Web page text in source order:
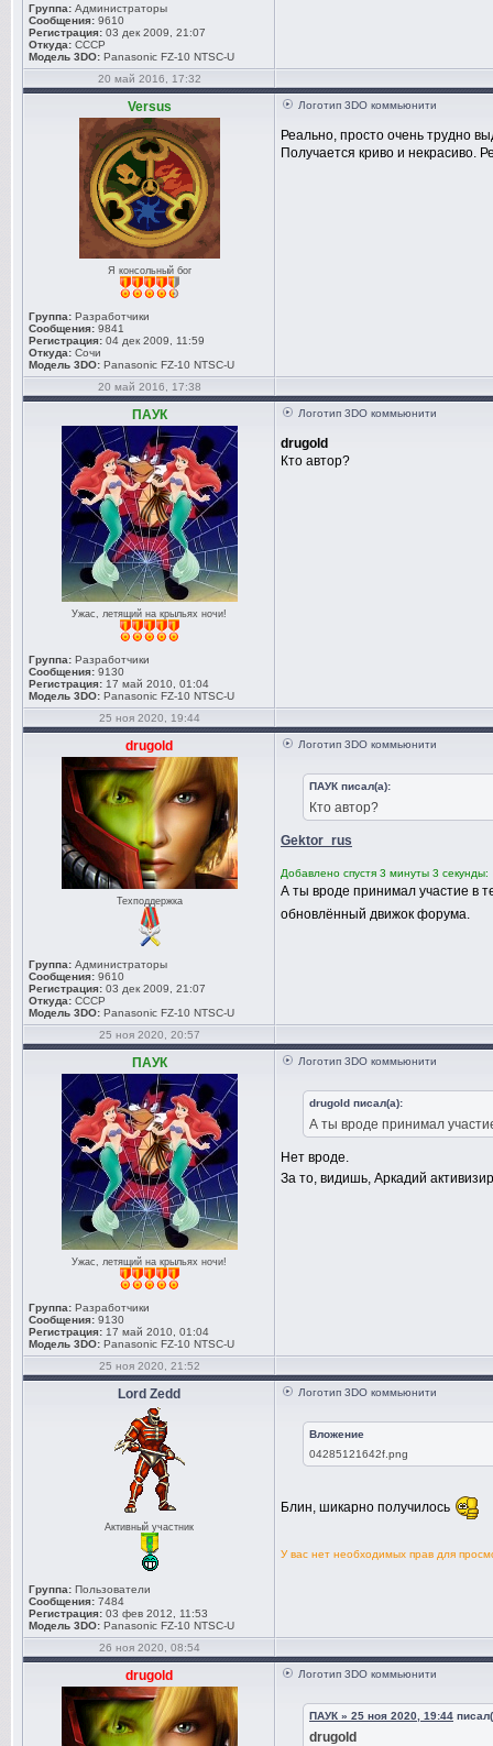
Группа: Администраторы
Сообщения: 9610
Регистрация: 03 дек 2009, 21:07
Откуда: СССР
Модель 3DO: Panasonic FZ-10 NTSC-U
20 май 2016, 17:32
Versus
Я консольный бог
Группа: Разработчики
Сообщения: 9841
Регистрация: 04 дек 2009, 11:59
Откуда: Сочи
Модель 3DO: Panasonic FZ-10 NTSC-U
Логотип 3DO коммьюнити
Реально, просто очень трудно
Получается криво и некрасиво.
20 май 2016, 17:38
ПАУК
Ужас, летящий на крыльях ночи!
Группа: Разработчики
Сообщения: 9130
Регистрация: 17 май 2010, 01:04
Модель 3DO: Panasonic FZ-10 NTSC-U
Логотип 3DO коммьюнити
drugold
Кто автор?
25 ноя 2020, 19:44
drugold
Техподдержка
Группа: Администраторы
Сообщения: 9610
Регистрация: 03 дек 2009, 21:07
Откуда: СССР
Модель 3DO: Panasonic FZ-10 NTSC-U
Логотип 3DO коммьюнити
ПАУК писал(а):
Кто автор?
Gektor_rus
Добавлено спустя 3 минуты 3 секунды:
А ты вроде принимал участие в
обновлённый движок форума.
25 ноя 2020, 20:57
ПАУК
Ужас, летящий на крыльях ночи!
Группа: Разработчики
Сообщения: 9130
Регистрация: 17 май 2010, 01:04
Модель 3DO: Panasonic FZ-10 NTSC-U
Логотип 3DO коммьюнити
drugold писал(а):
А ты вроде принимал
Нет вроде.
За то, видишь, Аркадий
25 ноя 2020, 21:52
Lord Zedd
Активный участник
Группа: Пользователи
Сообщения: 7484
Регистрация: 03 фев 2012, 11:53
Модель 3DO: Panasonic FZ-10 NTSC-U
Логотип 3DO коммьюнити
Вложение
04285121642f.png
Блин, шикарно получилось
У вас нет необходимых прав для
26 ноя 2020, 08:54
drugold Логотип 3DO коммьюнити
ПАУК » 25 ноя 2020, 19:44
drugold